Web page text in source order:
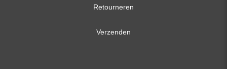
Retourneren
Verzenden